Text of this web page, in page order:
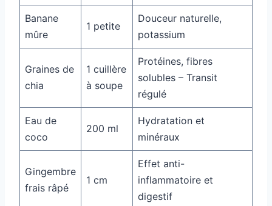
Banane
mûre
1 petite
Douceur naturelle,
potassium
Graines de
chia
1 cuillère
à soupe
Protéines, fibres
solubles – Transit
régulé
Eau de
coco
200 ml
Hydratation et
minéraux
Gingembre
frais râpé
1 cm
Effet anti-
inflammatoire et
digestif